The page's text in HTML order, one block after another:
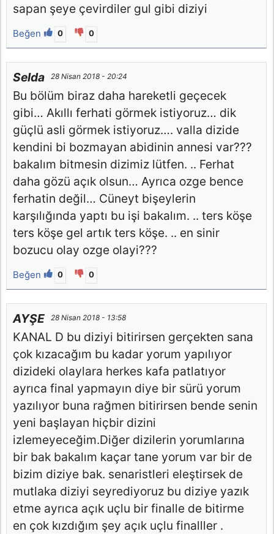
sapan şeye çevirdiler gul gibi diziyi
Beğen 0 0
Selda 28 Nisan 2018 - 20:24
Bu bölüm biraz daha hareketli geçecek
gibi… Akıllı ferhati görmek istiyoruz… dik
güçlü asli görmek istiyoruz…. valla dizide
kendini bi bozmayan abidinin annesi var???
bakalım bitmesin dizimiz lütfen. .. Ferhat
daha gözü açık olsun… Ayrıca ozge bence
ferhatin değil… Cüneyt bişeylerin
karşılığında yaptı bu işi bakalım. .. ters köşe
ters köşe gel artık ters köşe. .. en sinir
bozucu olay ozge olayi???
Beğen 0 0
AYŞE 28 Nisan 2018 - 13:58
KANAL D bu diziyi bitirirsen gerçekten sana
çok kızacağım bu kadar yorum yapılıyor
dizideki olaylara herkes kafa patlatıyor
ayrıca final yapmayın diye bir sürü yorum
yazılıyor buna rağmen bitirirsen bende senin
yeni başlayan hiçbir dizini
izlemeyeceğim.Diğer dizilerin yorumlarına
bir bak bakalım kaçar tane yorum var bir de
bizim diziye bak. senaristleri eleştirsek de
mutlaka diziyi seyrediyoruz bu diziye yazık
etme ayrıca açık uçlu bir finalle de bitirme
en çok kızdığım şey açık uçlu finalller .